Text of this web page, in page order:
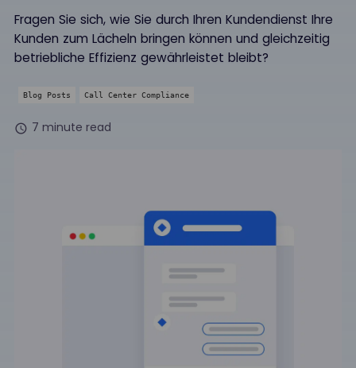
Fragen Sie sich, wie Sie durch Ihren Kundendienst Ihre
Kunden zum Lächeln bringen können und gleichzeitig
betriebliche Effizienz gewährleistet bleibt?
Blog Posts Call Center Compliance
schedule 7 minute read